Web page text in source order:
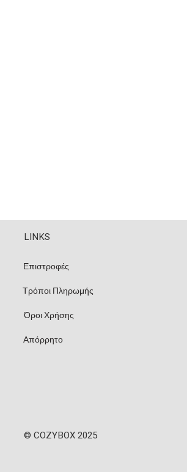
LINKS
Επιστροφές
Τρόποι Πληρωμής
Όροι Χρήσης
Απόρρητο
© COZYBOX 2025